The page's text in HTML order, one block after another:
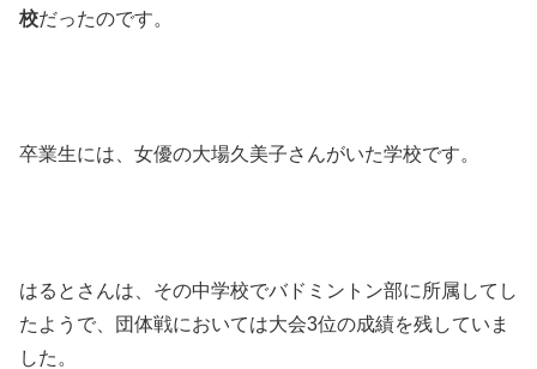
校だったのです。
卒業生には、女優の大場久美子さんがいた学校です。
はるとさんは、その中学校でバドミントン部に所属してし
たようで、団体戦においては大会3位の成績を残していま
した。